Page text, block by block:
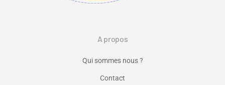
A propos
Qui sommes nous ?
Contact